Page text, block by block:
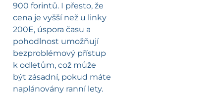
900 forintů. I přesto, že
cena je vyšší než u linky
200E, úspora času a
pohodlnost umožňují
bezproblémový přístup
k odletům, což může
být zásadní, pokud máte
naplánovány ranní lety.